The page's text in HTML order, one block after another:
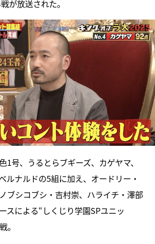
が放送された。
1号、うるとらブギーズ、カゲヤマ、
ルナルドの5組に加え、オードリー・
ブシコブシ・吉村崇、ハライチ・澤部
スによる“しくじり学園SPユニッ
。